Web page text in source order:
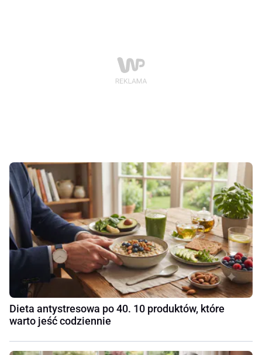
Dieta antystresowa po 40. 10 produktów, które
warto jeść codziennie